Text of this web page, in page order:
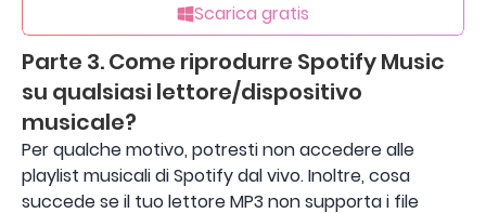
Scarica gratis
Parte 3. Come riprodurre Spotify Music
su qualsiasi lettore/dispositivo
musicale?
Per qualche motivo, potresti non accedere alle
playlist musicali di Spotify dal vivo. Inoltre, cosa
succede se il tuo lettore MP3 non supporta i file